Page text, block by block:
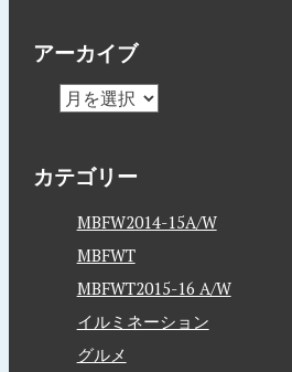
アーカイブ
カテゴリー
MBFW2014-15A/W
MBFWT
MBFWT2015-16 A/W
イルミネーション
グルメ